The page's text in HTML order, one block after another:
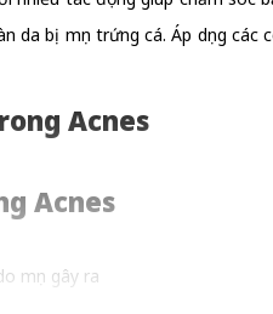
da bị mụn trứng cá. Áp dụng
Acnes
Acnes
mụn gây ra